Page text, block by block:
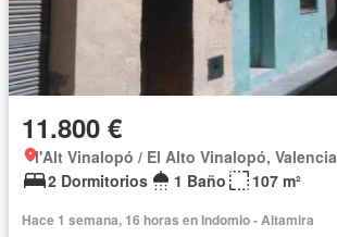
11.800 €
l'Alt Vinalopó / El Alto Vinalopó, Valencia
2 Dormitorios
1 Baño 107 m²
Hace 1 semana, 16 horas en Indomio - Altamira